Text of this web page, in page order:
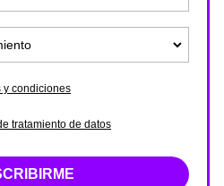
y condiciones
tratamiento de datos